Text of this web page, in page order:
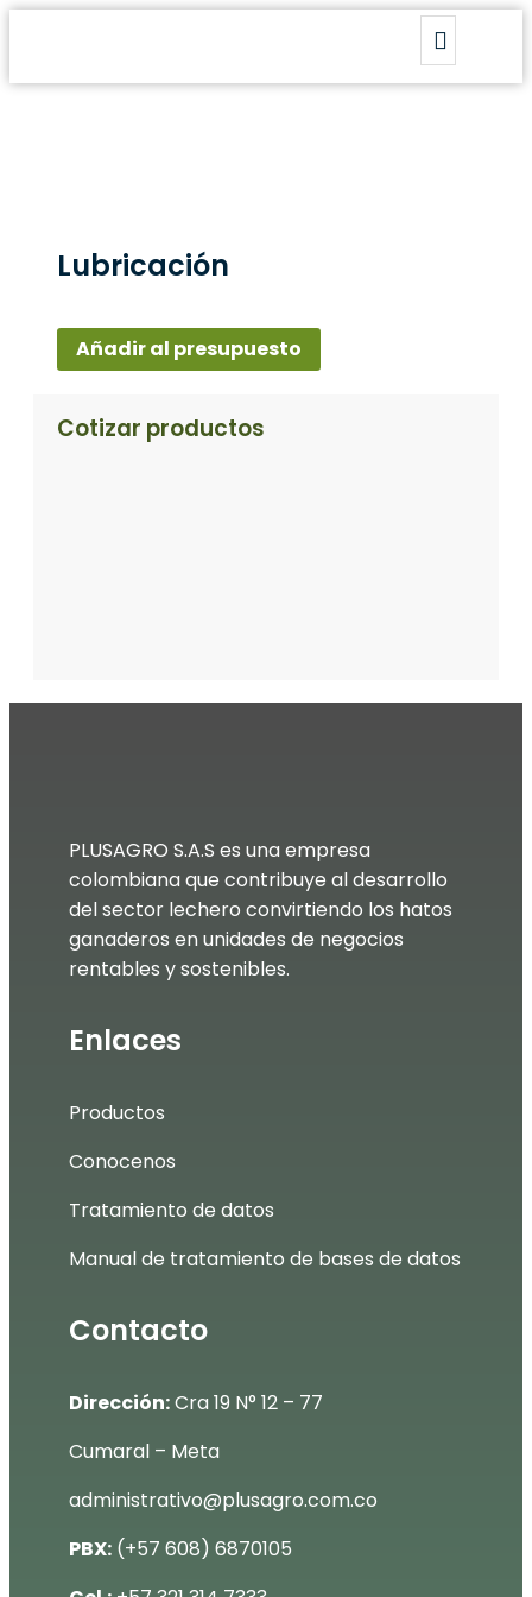
Lubricación
Añadir al presupuesto
Cotizar productos​
PLUSAGRO S.A.S es una empresa
colombiana que contribuye al desarrollo
del sector lechero convirtiendo los hatos
ganaderos en unidades de negocios
rentables y sostenibles.
Enlaces
Productos
Conocenos
Tratamiento de datos
Manual de tratamiento de bases de datos
Contacto
Dirección:Cra 19 N° 12 – 77
Cumaral – Meta
administrativo@plusagro.com.co
PBX: (+57 608) 6870105